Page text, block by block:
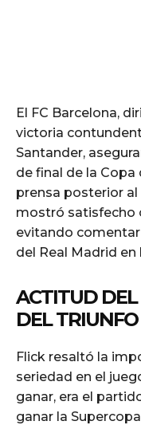
El FC Barcelona,
victoria
Santander,
de final de la Copa
prensa posterior
mostró satisfecho
evitando
del Real Madrid
ACTITUD DEL
DEL TRIUNFO
Flick resaltó la
seriedad en el
ganar, era el
ganar la